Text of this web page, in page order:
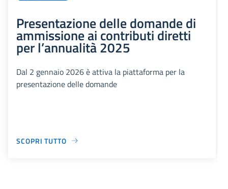
Presentazione delle domande di
ammissione ai contributi diretti
per l’annualità 2025
Dal 2 gennaio 2026 è attiva la piattaforma per la
presentazione delle domande
SCOPRI TUTTO